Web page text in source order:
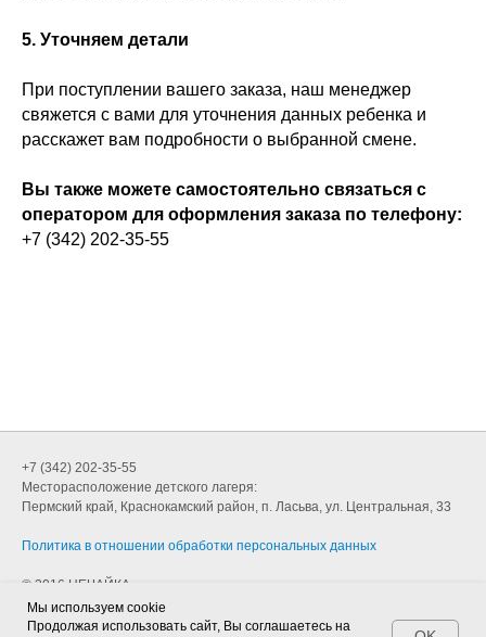
5. Уточняем детали
При поступлении вашего заказа, наш менеджер
свяжется с вами для уточнения данных ребенка и
расскажет вам подробности о выбранной смене.
Вы также можете самостоятельно связаться с
оператором для оформления заказа по телефону:
+7 (342) 202-35-55
Мы используем cookie
Продолжая использовать сайт, Вы соглашаетесь на
+7 (342) 202-35-55
Месторасположение детского лагеря:
Пермский край, Краснокамский район, п. Ласьва, ул. Центральная, 33
Политика в отношении обработки персональных данных
© 2016 НЕЧАЙКА